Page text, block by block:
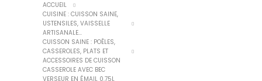
ACCUEIL
CUISINE : CUISSON SAINE,
USTENSILES, VAISSELLE
ARTISANALE...
CUISSON SAINE : POÊLES,
CASSEROLES, PLATS ET
ACCESSOIRES DE CUISSON
CASSEROLE AVEC BEC
VERSEUR EN ÉMAIL 0.75L